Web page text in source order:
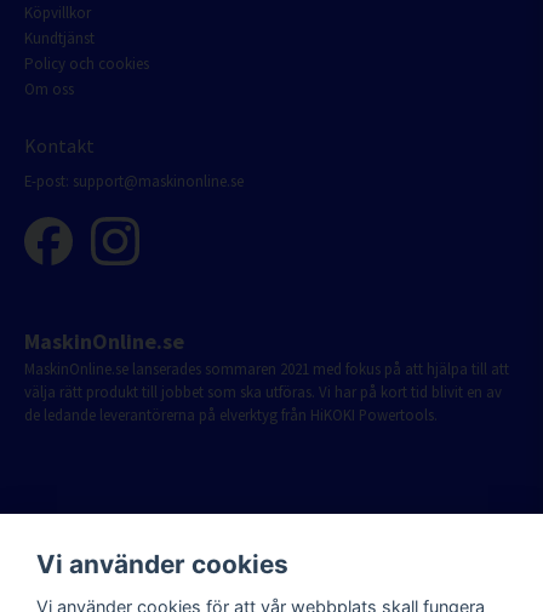
Köpvillkor
Kundtjänst
Policy och cookies
Om oss
Kontakt
E-post: support@maskinonline.se
MaskinOnline.se
MaskinOnline.se lanserades sommaren 2021 med fokus på att hjälpa till att
välja rätt produkt till jobbet som ska utföras. Vi har på kort tid blivit en av
de ledande leverantörerna på elverktyg från HiKOKI Powertools.
Vi använder cookies
Vi använder cookies för att vår webbplats skall fungera